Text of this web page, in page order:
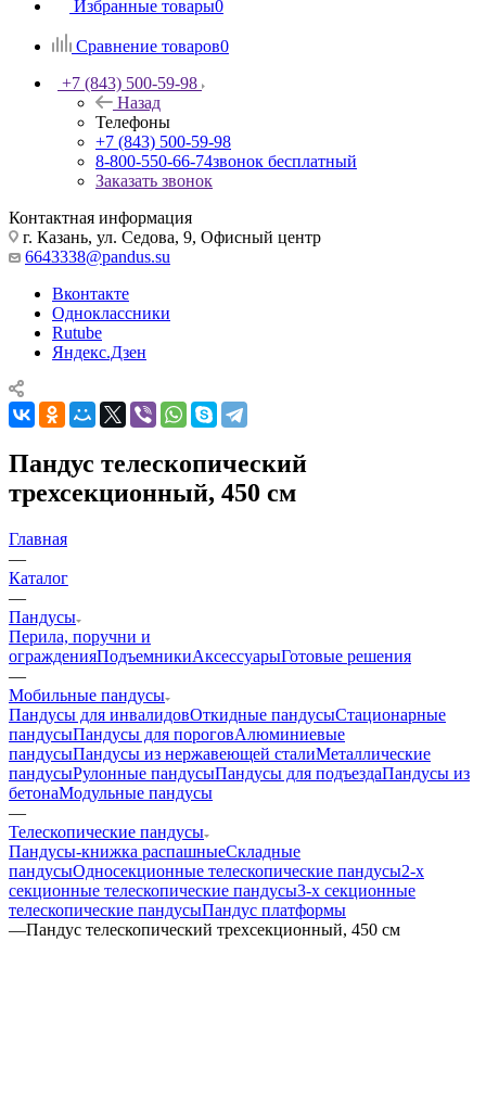
Избранные товары0
Сравнение товаров0
+7 (843) 500-59-98
Назад
Телефоны
+7 (843) 500-59-98
8-800-550-66-74звонок бесплатный
Заказать звонок
Контактная информация
г. Казань, ул. Седова, 9, Офисный центр
6643338@pandus.su
Вконтакте
Одноклассники
Rutube
Яндекс.Дзен
Пандус телескопический
трехсекционный, 450 см
Главная
—
Каталог
—
Пандусы
Перила, поручни и
огражденияПодъемникиАксессуарыГотовые решения
—
Мобильные пандусы
Пандусы для инвалидовОткидные пандусыСтационарные
пандусыПандусы для пороговАлюминиевые
пандусыПандусы из нержавеющей сталиМеталлические
пандусыРулонные пандусыПандусы для подъездаПандусы из
бетонаМодульные пандусы
—
Телескопические пандусы
Пандусы-книжка распашныеСкладные
пандусыОдносекционные телескопические пандусы2-х
секционные телескопические пандусы3-х секционные
телескопические пандусыПандус платформы
—Пандус телескопический трехсекционный, 450 см